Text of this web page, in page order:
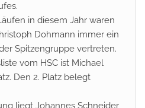
in diesem Jahr waren
Dohmann immer ein
Spitzengruppe vertreten.
vom HSC ist Michael
Den 2. Platz belegt
liegt Johannes Schneider